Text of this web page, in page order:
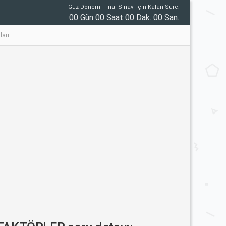
Güz Dönemi Final Sınavı İçin Kalan Süre:
00 Gün 00 Saat 00 Dak. 00 San.